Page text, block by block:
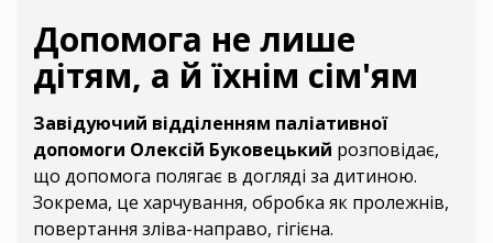
Допомога не лише
дітям, а й їхнім сім'ям
Завідуючий відділенням паліативної
допомоги Олексій Буковецький розповідає,
що допомога полягає в догляді за дитиною.
Зокрема, це харчування, обробка як пролежнів,
повертання зліва-направо, гігієна.